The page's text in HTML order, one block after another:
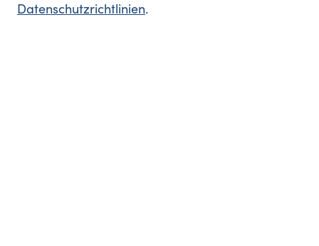
Datenschutzrichtlinien.